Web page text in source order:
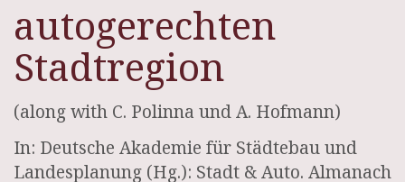
autogerechten
Stadtregion
(along with C. Polinna und A. Hofmann)
In: Deutsche Akademie für Städtebau und
Landesplanung (Hg.): Stadt & Auto. Almanach